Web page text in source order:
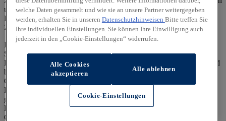
und stellen eine annähernde Beschreibung dar.
Fahrzeugabbildungen enthalten z. T. aufpreispflichtige
Zusatzausstattungen.
Im Hinblick auf Gebrauchtwagen entsprechen Sonder- und
Serienausstattung, die technischen Daten sowie Verbrauchs- und
Emissionswerte dem Stand eines entsprechenden Neufahrzeugs und
berücksichtigen keine etwaigen zwischenzeitlichen Änderungen.
Gebrauchtfahrzeuge weisen regelmäßig eine geringere elektrische
Reichweite auf als entsprechende Neufahrzeuge. Dies kann bei
gebrauchten Hybridfahrzeugen zu einem erhöhten
Kraftstoffverbrauch und einem damit einhergehenden erhöhten
CO₂-Ausstoß führen.
welche Daten gesammelt und wie sie an unsere Partner weitergegeben
werden, erhalten Sie in unseren Datenschutzhinweisen Bitte treffen Sie
Ihre individuellen Einstellungen. Sie können Ihre Einwilligung auch
jederzeit in den „Cookie-Einstellungen“ widerrufen.
Alle Cookies
akzeptieren
Alle ablehnen
Cookie-Einstellungen